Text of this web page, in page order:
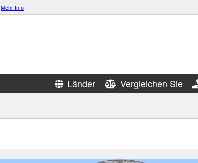
Mehr Info
Länder Vergleichen Sie